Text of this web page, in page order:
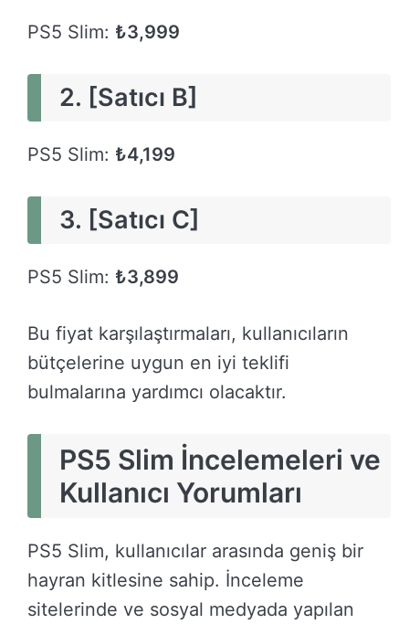
PS5 Slim: ₺3,999
2. [Satıcı B]
PS5 Slim: ₺4,199
3. [Satıcı C]
PS5 Slim: ₺3,899
Bu fiyat karşılaştırmaları, kullanıcıların
bütçelerine uygun en iyi teklifi
bulmalarına yardımcı olacaktır.
PS5 Slim İncelemeleri ve
Kullanıcı Yorumları
PS5 Slim, kullanıcılar arasında geniş bir
hayran kitlesine sahip. İnceleme
sitelerinde ve sosyal medyada yapılan